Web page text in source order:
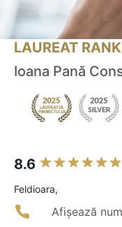
LAUREAT
Ioana Pană
8.6
Feldioara,
Afișează